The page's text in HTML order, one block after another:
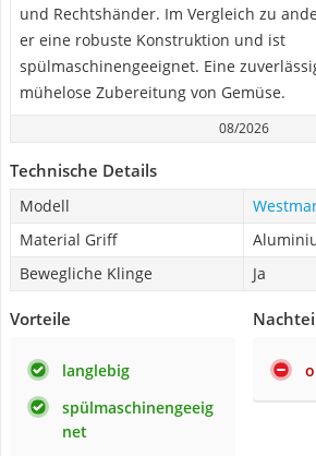
und Rechtshänder. Im Vergleich zu
er eine robuste Konstruktion und ist
spülmaschinengeeignet. Eine
mühelose Zubereitung von Gemüse.
08/2026
Technische Details
Modell
Material Griff
Bewegliche Klinge
Ja
Vorteile
langlebig
spülmaschinengeeig
net